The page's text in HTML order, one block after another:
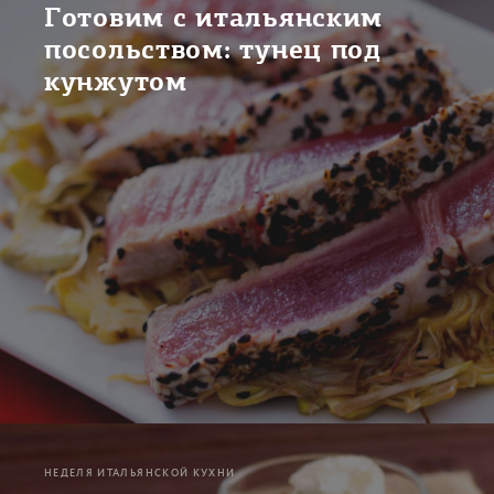
Готовим с итальянским
посольством: тунец под
кунжутом
НЕДЕЛЯ ИТАЛЬЯНСКОЙ КУХНИ